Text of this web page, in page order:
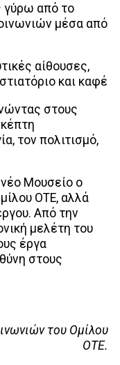
γύρω από το
μέσα από
αίθουσες,
και καφέ
στους
τον πολιτισμό,
Μουσείο ο
ΟΤΕ, αλλά
Από την
μελέτη του
έργα
στους
του Ομίλου
ΟΤΕ.